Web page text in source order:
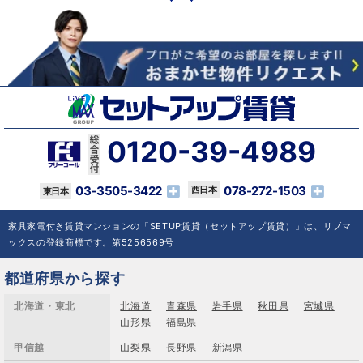
0120-39-4989
03-3505-3422 078-272-1503
家具家電付き賃貸マンションの「SETUP賃貸（セットアップ賃貸）」は、リブマ
ックスの登録商標です。第5256569号
都道府県から探す
北海道・東北 北海道 青森県 岩手県 秋田県
宮城県
山形県
福島県
甲信越 山梨県 長野県 新潟県